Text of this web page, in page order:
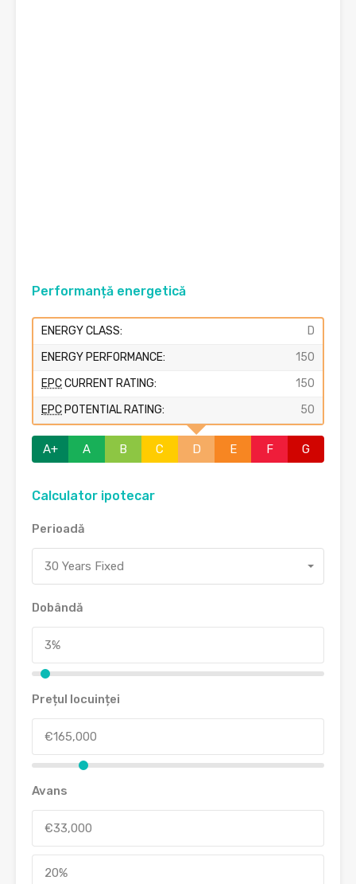
Performanță energetică
ENERGY CLASS:
D
ENERGY PERFORMANCE:
150
EPCCURRENT RATING:
150
EPC POTENTIAL RATING: 50
A+ A B C D E F G
Calculator ipotecar
Perioadă
30 Years Fixed
Dobândă
Prețul locuinței
Avans